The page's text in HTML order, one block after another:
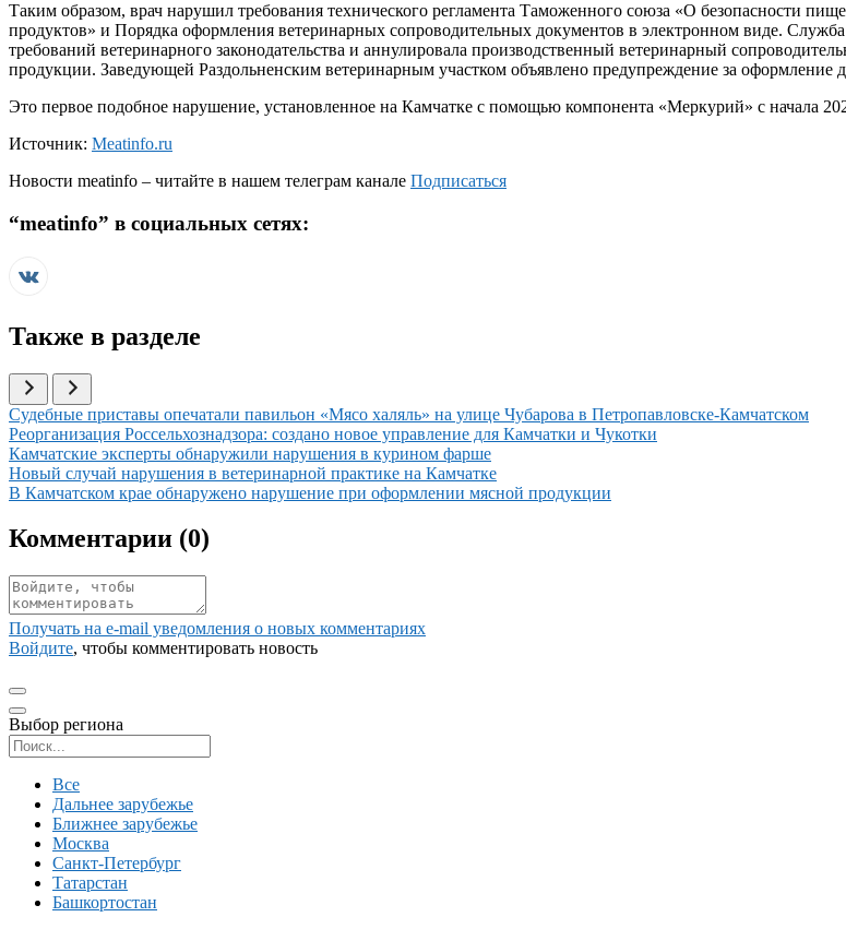
Таким образом, врач нарушил требования технического регламента Таможенного союза «О безопасности
продуктов» и Порядка оформления ветеринарных сопроводительных документов в электронном виде.
требований ветеринарного законодательства и аннулировала производственный ветеринарный
продукции. Заведующей Раздольненским ветеринарным участком объявлено предупреждение за оформление
Это первое подобное нарушение, установленное на Камчатке с помощью компонента «Меркурий» с начала
Источник: Meatinfo.ru
Новости meatinfo – читайте в нашем телеграм канале Подписаться
“meatinfo” в социальных сетях:
Также в разделе
Иллюстрация новости
Судебные приставы опечатали павильон «Мясо халяль» на улице Чубарова в Петропавловске-Камчатском
Иллюстрация новости
Реорганизация Россельхознадзора: создано новое управление для Камчатки и Чукотки
Иллюстрация новости
Камчатские эксперты обнаружили нарушения в курином фарше
Иллюстрация новости
Новый случай нарушения в ветеринарной практике на Камчатке
Иллюстрация новости
В Камчатском крае обнаружено нарушение при оформлении мясной продукции
Комментарии (0)
Получать на e‑mail уведомления о новых комментариях
Войдите, чтобы комментировать новость
Выбор региона
Все
Дальнее зарубежье
Ближнее зарубежье
Москва
Санкт-Петербург
Татарстан
Башкортостан